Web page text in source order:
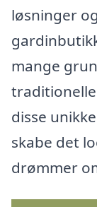
løsninger
mange
disse
skabe det
drømmer